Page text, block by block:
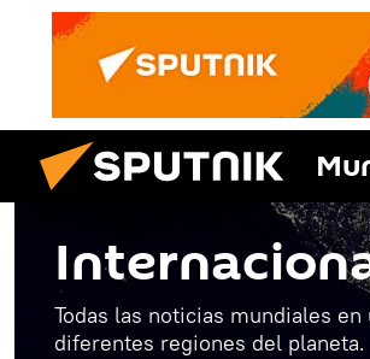
Todas las noticias mundiales
diferentes regiones del planeta.